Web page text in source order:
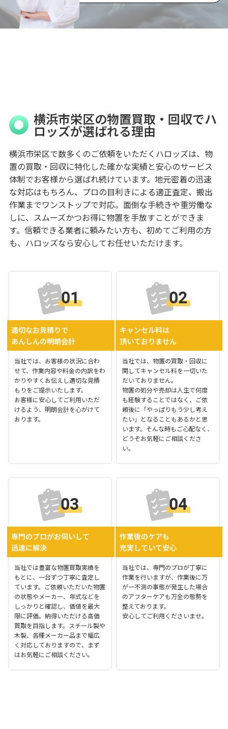
横浜市栄区の物置買取・回収でハ
ロッズが選ばれる理由
横浜市栄区で数多くのご依頼をいただくハロッズは、物
置の買取・回収に特化した確かな実績と安心のサービス
体制でお客様から選ばれ続けています。地元密着の迅速
な対応はもちろん、プロの目利きによる適正査定、搬出
作業までワンストップで対応。面倒な手続きや重労働な
しに、スムーズかつお得に物置を手放すことができま
す。信頼できる業者に頼みたい方も、初めてご利用の方
も、ハロッズなら安心してお任せいただけます。
適切なお見積りで
あんしんの明朗会計
当社では、お客様の状況に合わ
せて、作業内容や料金の内訳をわ
かりやすくお伝えし適切な見積
もりをご提示いたします。
お客様に安心してご利用いただ
けるよう、明朗会計を心がけて
おります。
キャンセル料は
頂いておりません
当社では、物置の買取・回収に
関してキャンセル料を一切いた
だいておりません。
物置の処分や売却は人生で何度
も経験することではなく、ご依
頼後に「やっぱりもう少し考え
たい」となることもあるかと思
います。そんな時もご心配なく、
どうぞお気軽にご相談くださ
い。
専門のプロがお伺いして
迅速に解決
当社では豊富な物置買取実績を
もとに、一台ずつ丁寧に査定し
ています。ご依頼いただいた物置
の状態やメーカー、年式などを
しっかりと確認し、価値を最大
限に評価。納得いただける高価
買取を目指します。スチール製や
木製、各種メーカー品まで幅広
く対応しておりますので、まず
はお気軽にご相談ください。
作業後のケアも
充実していて安心
当社では、専門のプロが丁寧に
作業を行いますが、作業後に万
が一不測の事態が発生した場合
のアフターケアも万全の態勢を
整えております。
安心してご利用くださいませ。